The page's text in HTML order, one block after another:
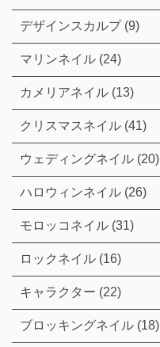
デザインスカルプ (9)
マリンネイル (24)
カメリアネイル (13)
クリスマスネイル (41)
ウェディングネイル (20)
ハロウィンネイル (26)
モロッコネイル (31)
ロックネイル (16)
キャラクター (22)
ブロッキングネイル (18)